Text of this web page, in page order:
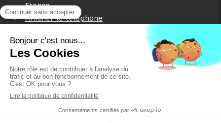
France
Afficher le téléphone
Demander un devis
©2024 Nicolas rénovation - Nettoyage toiture
Mentions légales